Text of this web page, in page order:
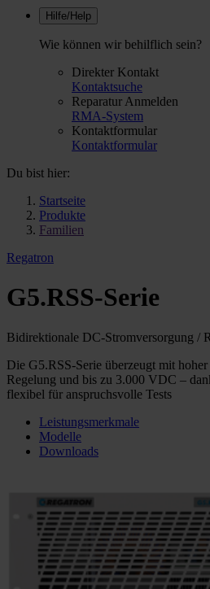
Hilfe/Help
Wie können wir behilflich sein?
Direkter Kontakt
Kontaktsuche
Reparatur Anmelden
RMA-System
Kontaktformular
Kontaktformular
Du bist hier:
Startseite
Produkte
Familien
Regatron
G5.RSS-Serie
Bidirektionale DC-Stromversorgung /
Die G5.RSS-Serie überzeugt mit
Regelung und bis zu 3.000 VDC –
flexibel für anspruchsvolle Tests
Leistungsmerkmale
Modelle
Downloads